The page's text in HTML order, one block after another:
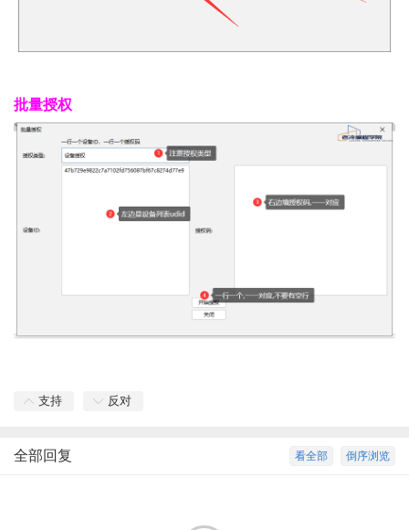
批量授权
支持 反对
倒序浏览
看全部
全部回复